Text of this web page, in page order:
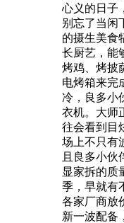
心义的日子
别忘了当闲
的摄生美食
长厨艺，能
烤鸡、烤披
电烤箱来完
冷，良多小
衣机。大师
往会看到目
场上不只有
且良多小伙
显家拆的质
季，早就有
各家厂商放
新一波配备